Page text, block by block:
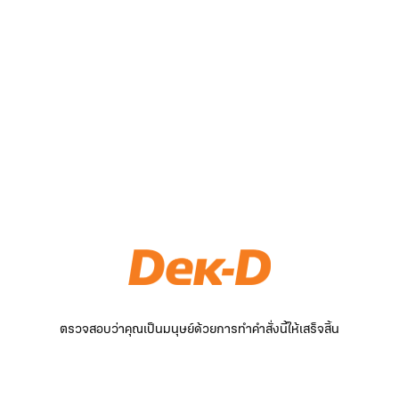
ตรวจสอบว่าคุณเป็นมนุษย์ด้วยการทำคำสั่งนี้ให้เสร็จสิ้น